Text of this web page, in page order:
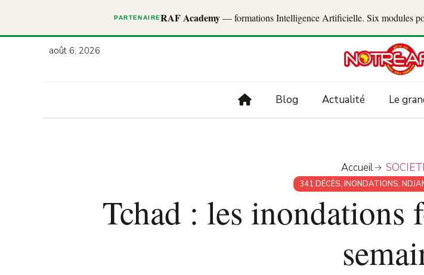
PARTENAIRERAF Academy— formations Intelligence Artificielle. Six modules
août 6, 2026
Blog Actualité Le
Accueil
341 DÉCÈS, INONDATIONS,
Tchad : les inondations